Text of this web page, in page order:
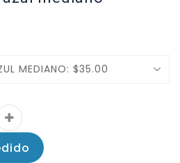
MEDIANO: $35.00